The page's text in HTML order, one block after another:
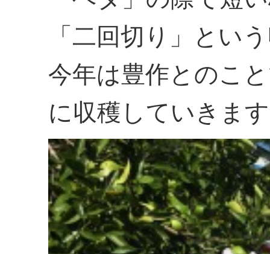
「二回切り」とい
今年は豊作とのこ
に収穫していきま